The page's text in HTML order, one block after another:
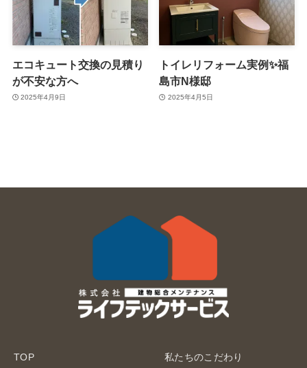
エコキュート交換の見積り
が不安な方へ
2025年4月9日
トイレリフォーム実例✨福
島市N様邸
2025年4月5日
TOP 私たちのこだわり